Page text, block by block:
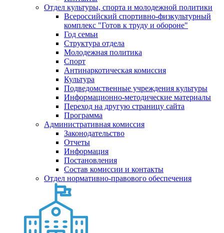
Отдел культуры, спорта и молодежной политики
Всероссийский спортивно-физкультурный
комплекс "Готов к труду и обороне"
Год семьи
Структура отдела
Молодежная политика
Спорт
Антинаркотическая комиссия
Культура
Подведомственные учреждения культуры
Информационно-методические материалы
Переход на другую страницу сайта
Программа
Административная комиссия
Законодательство
Отчеты
Информация
Постановления
Состав комиссии и контакты
Отдел нормативно-правового обеспечения